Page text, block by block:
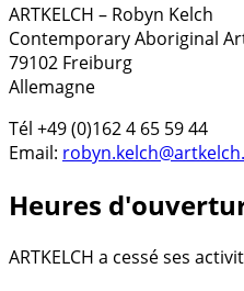
ARTKELCH – Robyn Kelch
Contemporary Aboriginal
79102 Freiburg
Allemagne
Tél +49 (0)162 4 65 59 44
Email:
Heures
ARTKELCH a cessé ses